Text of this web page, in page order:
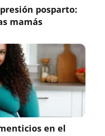
posparto:
mamás
en el